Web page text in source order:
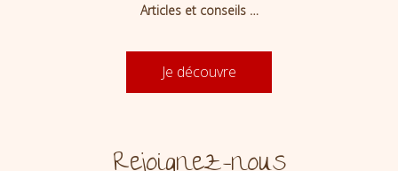
Articles et conseils …
Je découvre